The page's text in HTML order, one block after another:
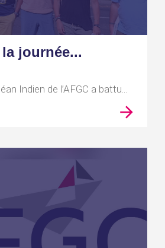
journée...
Indien de l’AFGC a battu...